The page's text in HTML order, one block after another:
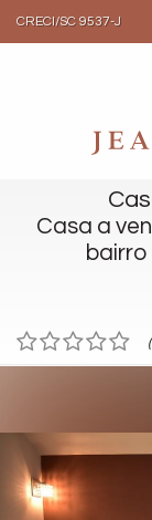
CRECI/SC 9537-J
Casa a